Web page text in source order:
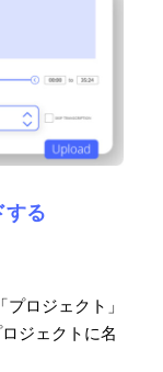
する
ロジェクト」
ジェクトに名